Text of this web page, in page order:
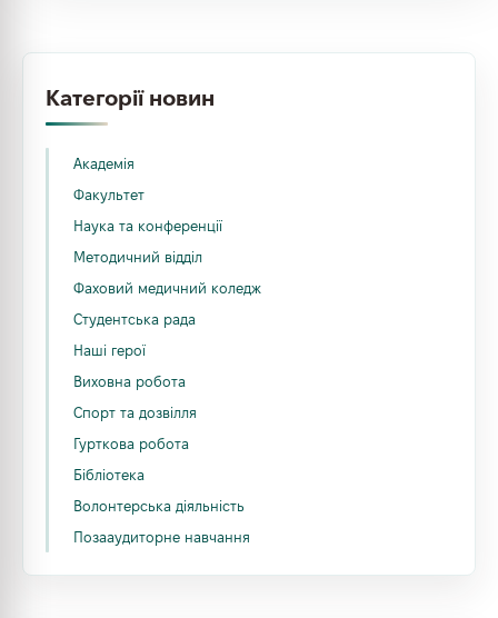
Категорії новин
Академія
Факультет
Наука та конференції
Методичний відділ
Фаховий медичний коледж
Студентська рада
Наші герої
Виховна робота
Спорт та дозвілля
Гурткова робота
Бібліотека
Волонтерська діяльність
Позааудиторне навчання